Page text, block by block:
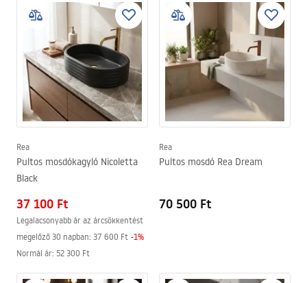
Rea
Pultos mosdókagyló Nicoletta
Black
37 100 Ft
Legalacsonyabb ár az árcsökkentést
megelőző 30 napban: 37 600 Ft -1%
Normál ár: 52 300 Ft
Rea
Pultos mosdó Rea Dream
70 500 Ft